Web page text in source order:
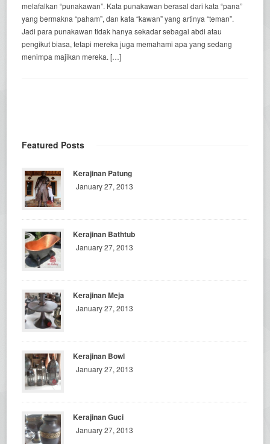
melafalkan “punakawan”. Kata punakawan berasal dari kata “pana”
yang bermakna “paham”, dan kata “kawan” yang artinya “teman”.
Jadi para punakawan tidak hanya sekadar sebagai abdi atau
pengikut biasa, tetapi mereka juga memahami apa yang sedang
menimpa majikan mereka. […]
Featured Posts
Kerajinan Patung
January 27, 2013
Kerajinan Bathtub
January 27, 2013
Kerajinan Meja
January 27, 2013
Kerajinan Bowl
January 27, 2013
Kerajinan Guci
January 27, 2013